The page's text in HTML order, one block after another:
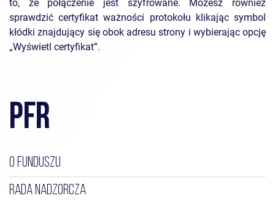
PFR
O FUNDUSZU
RADA NADZORCZA
to, że połączenie jest szyfrowane. Możesz również
sprawdzić certyfikat ważności protokołu klikając symbol
kłódki znajdujący się obok adresu strony i wybierając opcję
„Wyświetl certyfikat”.